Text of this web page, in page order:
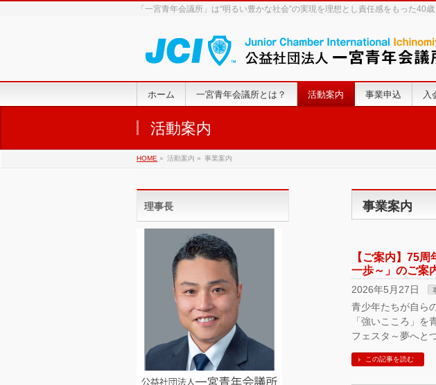
「一宮青年会議所」は“明るい豊かな社会”の実現を理想とし責任感をもった40
ホーム 一宮青年会議所とは？ 活動案内 事業申込 入
活動案内
HOME » 活動案内 » 事業案内
事業案内
【ご案内】75
一歩～」のご案
2026年5月27日
青少年たちが自ら
「強いこころ」
フェスタ～夢へと
この記事を読む
理事長